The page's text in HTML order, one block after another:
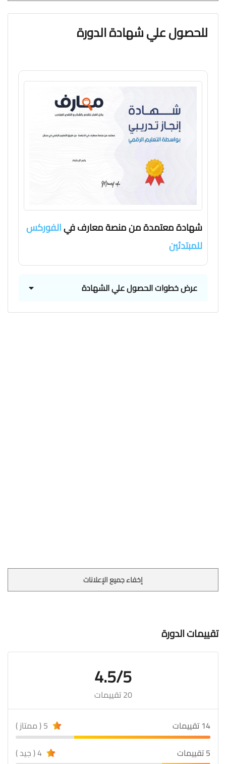
للحصول علي شهادة الدورة
شهادة معتمدة من منصة معارف فيالفوركس
للمبتدئين
عرض خطوات الحصول علي الشهادة
إخفاء جميع الإعلانات
تقييمات الدورة
4.5/5
20 تقييمات
14 تقييمات
5 تقييمات